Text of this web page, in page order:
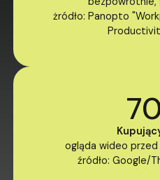
żródło: Panopto
ogląda wideo
źródło: Google/